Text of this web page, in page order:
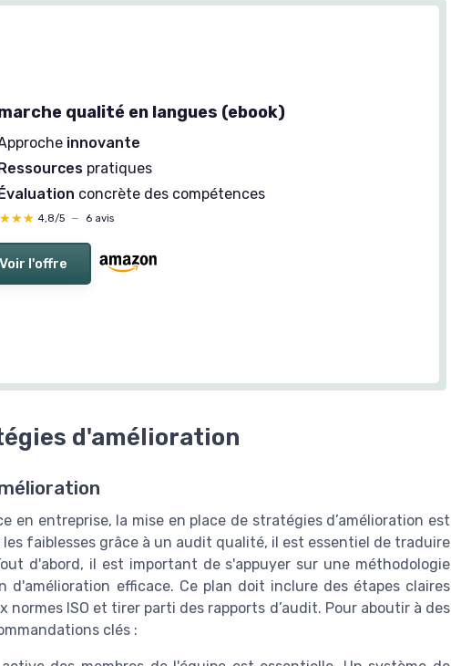
qualité en langues (ebook)
innovante
pratiques
concrète des compétences
4,8/5 — 6 avis
Voir l'offre
d'amélioration
en entreprise, la mise en place de stratégies d’amélioration est
faiblesses grâce à un audit qualité, il est essentiel de traduire
d'abord, il est important de s'appuyer sur une méthodologie
d'amélioration efficace. Ce plan doit inclure des étapes claires
ISO et tirer parti des rapports d’audit. Pour aboutir à des
clés :